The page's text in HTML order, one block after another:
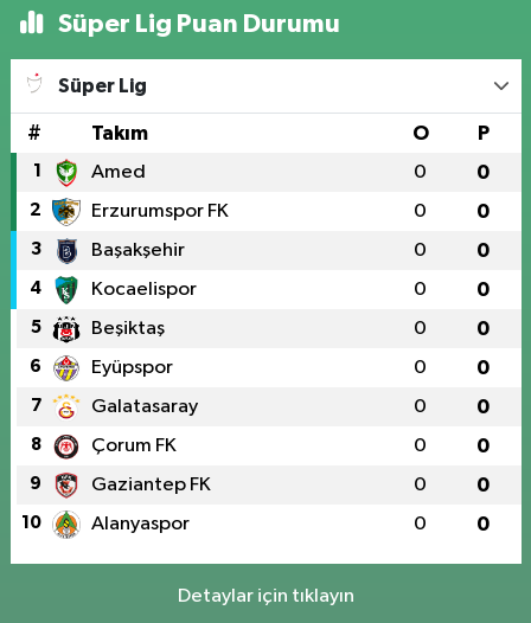
Süper Lig Puan Durumu
Süper Lig
# Takım O P
1 Amed 0 0
2 Erzurumspor FK 0 0
3 Başakşehir 0 0
4 Kocaelispor 0 0
5 Beşiktaş 0 0
6 Eyüpspor 0 0
7 Galatasaray 0 0
8 Çorum FK 0 0
9 Gaziantep FK 0 0
10 Alanyaspor 0 0
Detaylar için tıklayın